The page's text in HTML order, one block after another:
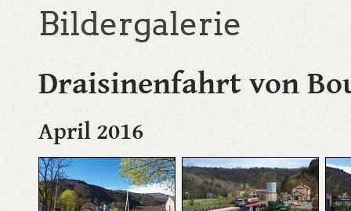
Bildergalerie
Draisinenfahrt von
April 2016